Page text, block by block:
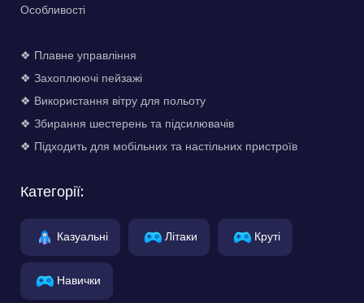
Особливості
❖ Плавне управління
❖ Захоплюючі пейзажі
❖ Використання вітру для польоту
❖ Збирання шестерень та підсилювачів
❖ Підходить для мобільних та настільних пристроїв
Категорії:
Казуальні Літаки Круті
Навички